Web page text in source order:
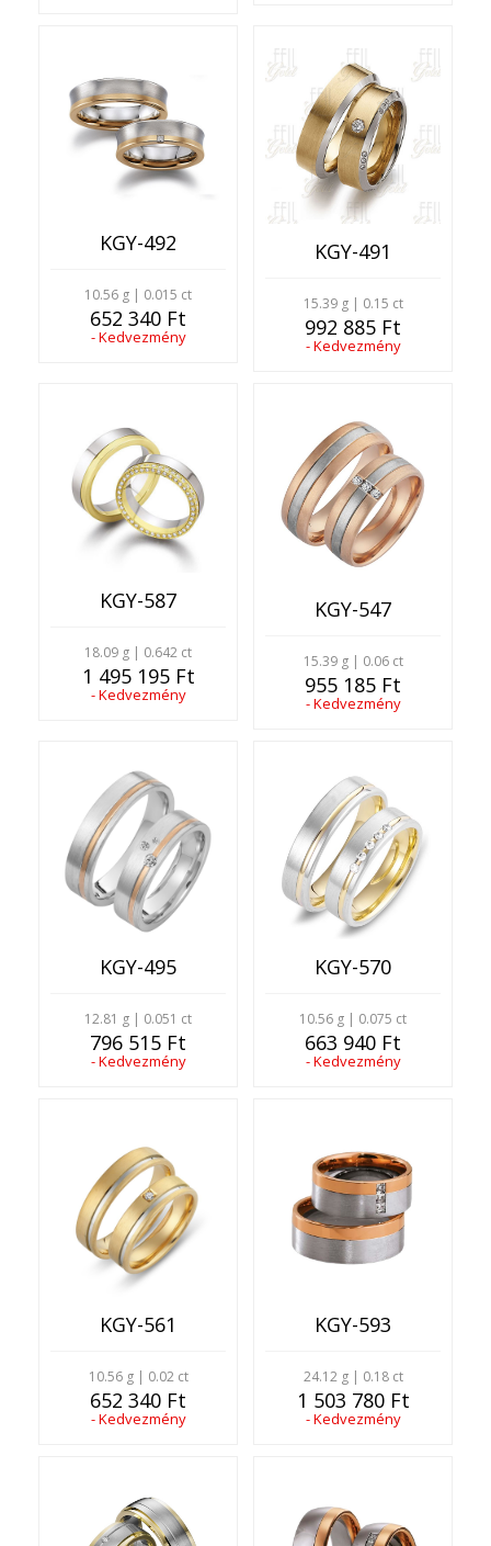
KGY-492
10.56 g | 0.015 ct
652 340 Ft
- Kedvezmény
KGY-491
15.39 g | 0.15 ct
992 885 Ft
- Kedvezmény
KGY-587
18.09 g | 0.642 ct
1 495 195 Ft
- Kedvezmény
KGY-547
15.39 g | 0.06 ct
955 185 Ft
- Kedvezmény
KGY-495
12.81 g | 0.051 ct
796 515 Ft
- Kedvezmény
KGY-570
10.56 g | 0.075 ct
663 940 Ft
- Kedvezmény
KGY-561
10.56 g | 0.02 ct
652 340 Ft
- Kedvezmény
KGY-593
24.12 g | 0.18 ct
1 503 780 Ft
- Kedvezmény